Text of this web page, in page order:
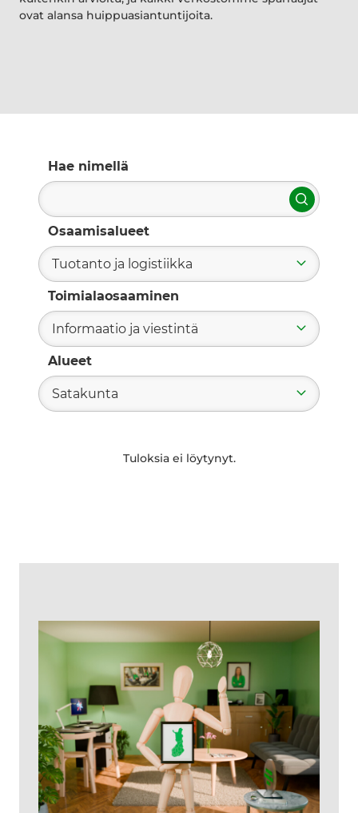
ovat alansa huippuasiantuntijoita.
Hae nimellä
Hae
Osaamisalueet
Tuotanto ja logistiikka
Toimialaosaaminen
Informaatio ja viestintä
Alueet
Satakunta
Tuloksia ei löytynyt.